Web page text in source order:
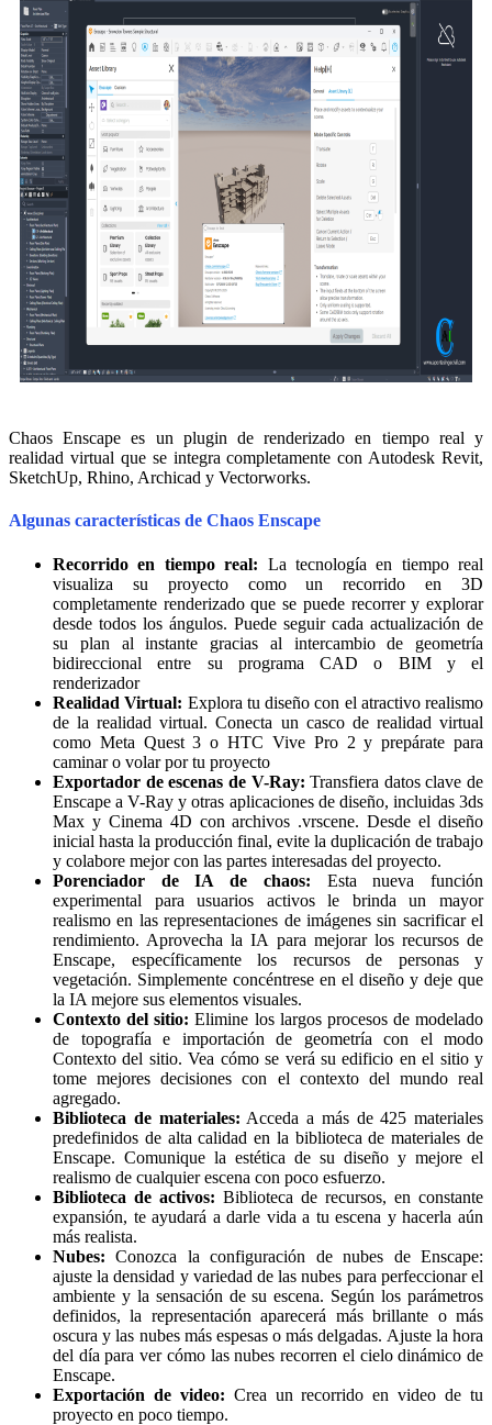
Chaos Enscape es un plugin de renderizado en tiempo real y
realidad virtual que se integra completamente con Autodesk Revit,
SketchUp, Rhino, Archicad y Vectorworks.
Algunas características de Chaos Enscape
Recorrido en tiempo real: La tecnología en tiempo real
visualiza su proyecto como un recorrido en 3D
completamente renderizado que se puede recorrer y explorar
desde todos los ángulos. Puede seguir cada actualización de
su plan al instante gracias al intercambio de geometría
bidireccional entre su programa CAD o BIM y el
renderizador
Realidad Virtual: Explora tu diseño con el atractivo realismo
de la realidad virtual. Conecta un casco de realidad virtual
como Meta Quest 3 o HTC Vive Pro 2 y prepárate para
caminar o volar por tu proyecto
Exportador de escenas de V-Ray: Transfiera datos clave de
Enscape a V-Ray y otras aplicaciones de diseño, incluidas 3ds
Max y Cinema 4D con archivos .vrscene. Desde el diseño
inicial hasta la producción final, evite la duplicación de trabajo
y colabore mejor con las partes interesadas del proyecto.
Porenciador de IA de chaos: Esta nueva función
experimental para usuarios activos le brinda un mayor
realismo en las representaciones de imágenes sin sacrificar el
rendimiento. Aprovecha la IA para mejorar los recursos de
Enscape, específicamente los recursos de personas y
vegetación. Simplemente concéntrese en el diseño y deje que
la IA mejore sus elementos visuales.
Contexto del sitio: Elimine los largos procesos de modelado
de topografía e importación de geometría con el modo
Contexto del sitio. Vea cómo se verá su edificio en el sitio y
tome mejores decisiones con el contexto del mundo real
agregado.
Biblioteca de materiales: Acceda a más de 425 materiales
predefinidos de alta calidad en la biblioteca de materiales de
Enscape. Comunique la estética de su diseño y mejore el
realismo de cualquier escena con poco esfuerzo.
Biblioteca de activos: Biblioteca de recursos, en constante
expansión, te ayudará a darle vida a tu escena y hacerla aún
más realista.
Nubes: Conozca la configuración de nubes de Enscape:
ajuste la densidad y variedad de las nubes para perfeccionar el
ambiente y la sensación de su escena. Según los parámetros
definidos, la representación aparecerá más brillante o más
oscura y las nubes más espesas o más delgadas. Ajuste la hora
del día para ver cómo las nubes recorren el cielo dinámico de
Enscape.
Exportación de video: Crea un recorrido en video de tu
proyecto en poco tiempo.